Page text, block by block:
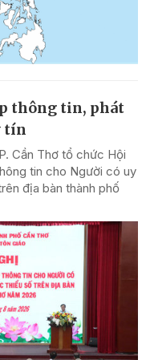
thông tin, phát
tín
Cần Thơ tổ chức Hội
tin cho Người có uy
địa bàn thành phố